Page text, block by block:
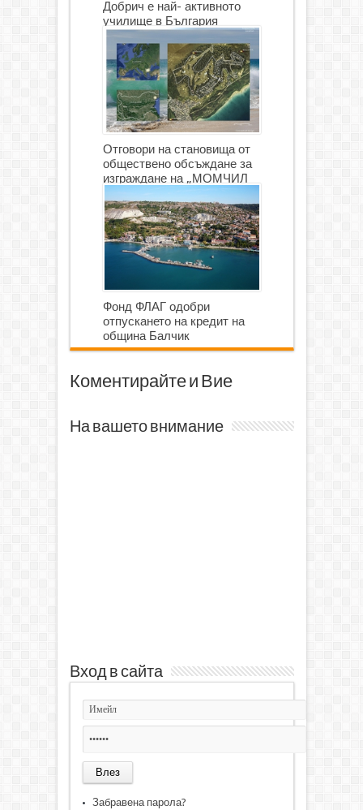
Добрич е най- активното
училище в България
Отговори на становища от
обществено обсъждане за
изграждане на „МОМЧИЛ
ГОЛФ И ГОЛФ ИГРИЩЕ”
Фонд ФЛАГ одобри
отпускането на кредит на
община Балчик
Коментирайте и Вие
На вашето внимание
Вход в сайта
Забравена парола?